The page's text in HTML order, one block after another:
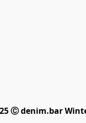
Ⓒ denim.bar